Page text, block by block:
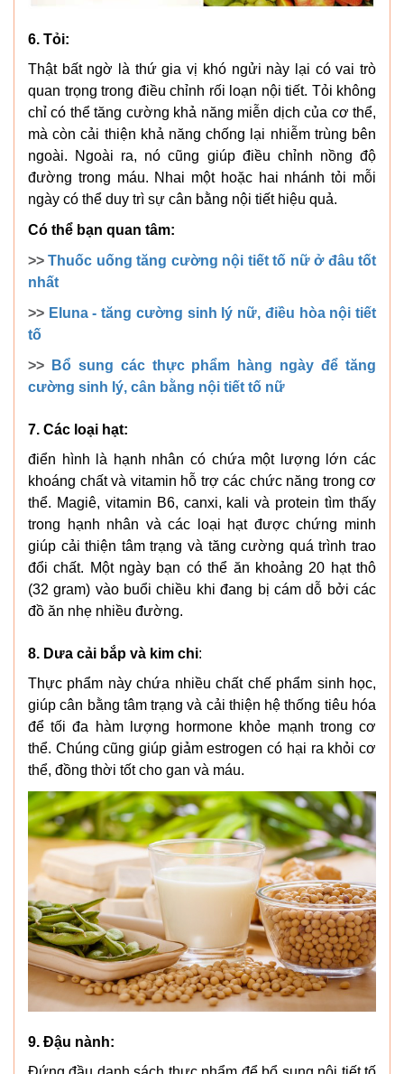
6. Tỏi:
Thật bất ngờ là thứ gia vị khó ngửi này lại có vai trò
quan trọng trong điều chỉnh rối loạn nội tiết. Tỏi không
chỉ có thể tăng cường khả năng miễn dịch của cơ thể,
mà còn cải thiện khả năng chống lại nhiễm trùng bên
ngoài. Ngoài ra, nó cũng giúp điều chỉnh nồng độ
đường trong máu. Nhai một hoặc hai nhánh tỏi mỗi
ngày có thể duy trì sự cân bằng nội tiết hiệu quả.
Có thể bạn quan tâm:
>>Thuốc uống tăng cường nội tiết tố nữ ở đâu tốt
nhất
>> Eluna - tăng cường sinh lý nữ, điều hòa nội tiết
tố
>>
Bổ sung các thực phẩm hàng ngày để tăng
cường sinh lý, cân bằng nội tiết tố nữ
7. Các loại hạt:
điển hình là hạnh nhân có chứa một lượng lớn các
khoáng chất và vitamin hỗ trợ các chức năng trong cơ
thể. Magiê, vitamin B6, canxi, kali và protein tìm thấy
trong hạnh nhân và các loại hạt được chứng minh
giúp cải thiện tâm trạng và tăng cường quá trình trao
đổi chất. Một ngày bạn có thể ăn khoảng 20 hạt thô
(32 gram) vào buổi chiều khi đang bị cám dỗ bởi các
đồ ăn nhẹ nhiều đường.
8. Dưa cải bắp và kim chi:
Thực phẩm này chứa nhiều chất chế phẩm sinh học,
giúp cân bằng tâm trạng và cải thiện hệ thống tiêu hóa
để tối đa hàm lượng hormone khỏe mạnh trong cơ
thể. Chúng cũng giúp giảm estrogen có hại ra khỏi cơ
thể, đồng thời tốt cho gan và máu.
9. Đậu nành: